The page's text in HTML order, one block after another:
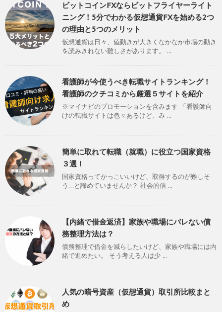
ビットコインFXならビットフライヤーライト
ニング！5分でわかる仮想通貨FXを始める2つ
の理由と5つのメリット
仮想通貨は日々、値動きが大きくなかなか市場の動き
を読みきれない難しさがあります。 ...
看護師が今使うべき転職サイトランキング！
看護師のクチコミから厳選５サイトを紹介
※マイナビのプロモーションを含みます 「看護師向
けの転職サイトは色々あるけど、み ...
簡単に取れて転職（就職）に役立つ国家資格
３選！
国家資格ってかっこいいけど、取得するのが難しそ
う…と諦めていませんか？ 社会的信 ...
【内緒で借金返済】家族や職場にバレない債
務整理方法は？
債務整理で借金を減らしたいけど、家族や職場には内
緒で進めたい。 そう考える人は少 ...
人気の暗号資産（仮想通貨）取引所比較まと
め